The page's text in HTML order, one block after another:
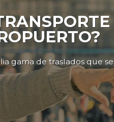
gama de traslados que se